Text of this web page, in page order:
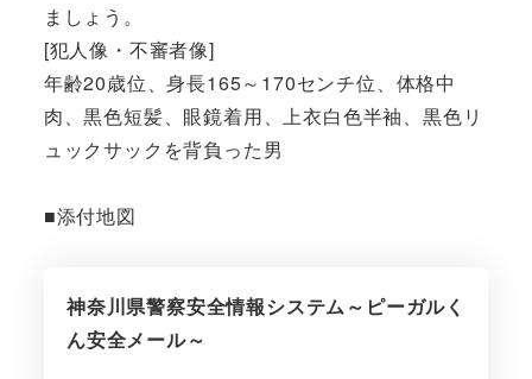
ましょう。
[犯人像・不審者像]
年齢20歳位、身長165～170センチ位、体格中
肉、黒色短髪、眼鏡着用、上衣白色半袖、黒色リ
ュックサックを背負った男
■添付地図
神奈川県警察安全情報システム～ピーガルく
ん安全メール～